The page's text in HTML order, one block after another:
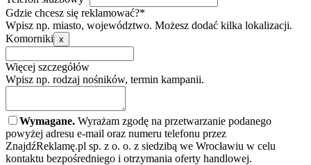
Gdzie chcesz się reklamować?*
Wpisz np. miasto, województwo. Możesz dodać kilka lokalizacji.
Komorniki x
Więcej szczegółów
Wpisz np. rodzaj nośników, termin kampanii.
Wymagane. Wyrażam zgodę na przetwarzanie podanego
powyżej adresu e-mail oraz numeru telefonu przez
ZnajdźReklamę.pl sp. z o. o. z siedzibą we Wrocławiu w celu
kontaktu bezpośredniego i otrzymania oferty handlowej.